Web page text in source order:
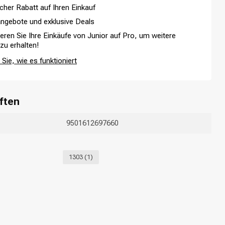
Rabatt auf Ihren Einkauf
und exklusive Deals
Sie Ihre Einkäufe von Junior auf Pro, um weitere
erhalten!
Sie, wie es funktioniert
9501612697660
1303 (1)